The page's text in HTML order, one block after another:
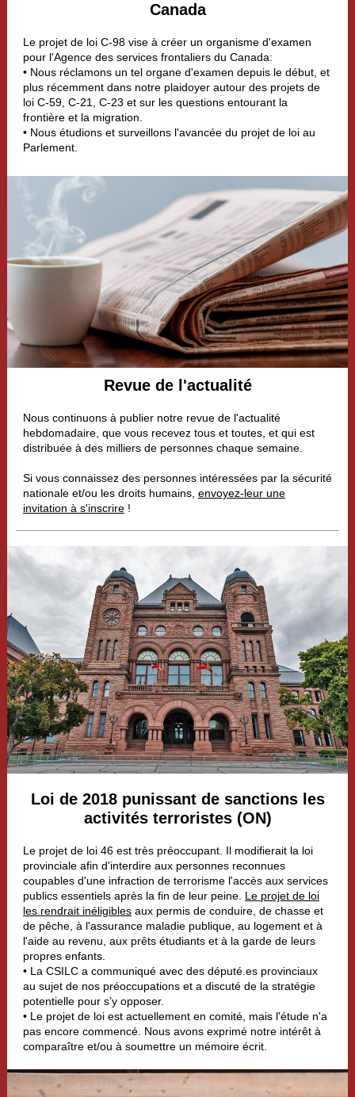
Canada
Le projet de loi C-98 vise à créer un organisme d'examen
pour l'Agence des services frontaliers du Canada:
• Nous réclamons un tel organe d'examen depuis le début, et
plus récemment dans notre plaidoyer autour des projets de
loi C-59, C-21, C-23 et sur les questions entourant la
frontière et la migration.
• Nous étudions et surveillons l'avancée du projet de loi au
Parlement.
Revue de l'actualité
Nous continuons à publier notre revue de l'actualité
hebdomadaire, que vous recevez tous et toutes, et qui est
distribuée à des milliers de personnes chaque semaine.
Si vous connaissez des personnes intéressées par la sécurité
nationale et/ou les droits humains, envoyez-leur une
invitation à s'inscrire !
Loi de 2018 punissant de sanctions les
activités terroristes (ON)
Le projet de loi 46 est très préoccupant. Il modifierait la loi
provinciale afin d'interdire aux personnes reconnues
coupables d'une infraction de terrorisme l'accès aux services
publics essentiels après la fin de leur peine. Le projet de loi
les rendrait inéligibles aux permis de conduire, de chasse et
de pêche, à l'assurance maladie publique, au logement et à
l'aide au revenu, aux prêts étudiants et à la garde de leurs
propres enfants.
• La CSILC a communiqué avec des député.es provinciaux
au sujet de nos préoccupations et a discuté de la stratégie
potentielle pour s’y opposer.
• Le projet de loi est actuellement en comité, mais l'étude n'a
pas encore commencé. Nous avons exprimé notre intérêt à
comparaître et/ou à soumettre un mémoire écrit.